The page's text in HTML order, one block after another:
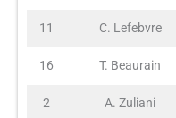
11 C. Lefebvre
16 T. Beaurain
2 A. Zuliani